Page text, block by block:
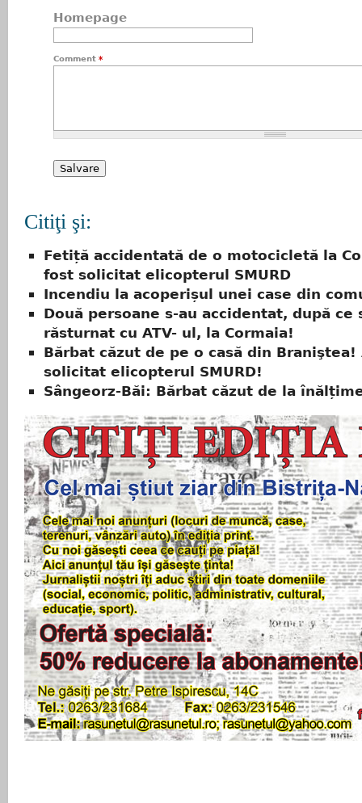
Homepage
Comment *
Citiţi şi:
Fetiță accidentată de o motocicletă la
fost solicitat elicopterul SMURD
Incendiu la acoperișul unei case din
Două persoane s-au accidentat, după ce
răsturnat cu ATV- ul, la Cormaia!
Bărbat căzut de pe o casă din Braniştea!
solicitat elicopterul SMURD!
Sângeorz-Băi: Bărbat căzut de la